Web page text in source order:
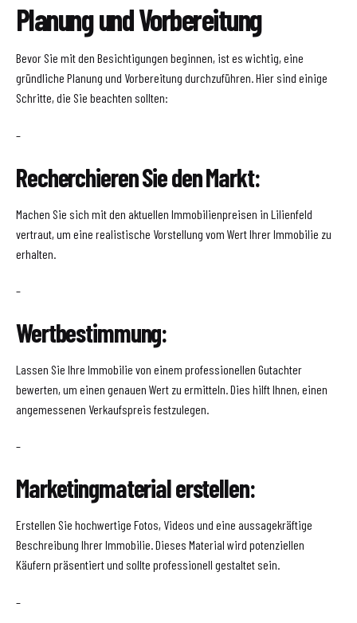
Planung und Vorbereitung
Bevor Sie mit den Besichtigungen beginnen, ist es wichtig, eine
gründliche Planung und Vorbereitung durchzuführen. Hier sind einige
Schritte, die Sie beachten sollten:
–
Recherchieren Sie den Markt:
Machen Sie sich mit den aktuellen Immobilienpreisen in Lilienfeld
vertraut, um eine realistische Vorstellung vom Wert Ihrer Immobilie zu
erhalten.
–
Wertbestimmung:
Lassen Sie Ihre Immobilie von einem professionellen Gutachter
bewerten, um einen genauen Wert zu ermitteln. Dies hilft Ihnen, einen
angemessenen Verkaufspreis festzulegen.
–
Marketingmaterial erstellen:
Erstellen Sie hochwertige Fotos, Videos und eine aussagekräftige
Beschreibung Ihrer Immobilie. Dieses Material wird potenziellen
Käufern präsentiert und sollte professionell gestaltet sein.
–